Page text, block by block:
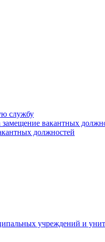
службу
вакантных
должностей
учреждений и